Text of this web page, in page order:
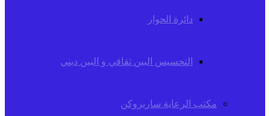
دائرة الحوار
التحسيس البين ثقافي و البين ديني
مكتب الرعاية ساربروكن